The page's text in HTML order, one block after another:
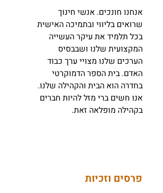
אנחנו חונכים. אנשי חינוך
שרואים בליווי ובתמיכה האישית
בכל תלמיד את עיקר העשייה
המקצועית שלנו ושבבסיס
הערכים שלנו מצויי ערך כבוד
האדם. בית הספר הדמוקרטי
בחדרה הוא הבית והקהילה שלנו.
אנו חשים ברי מזל להיות חברים
בקהילה מופלאה זאת.
פרסים וזכיות